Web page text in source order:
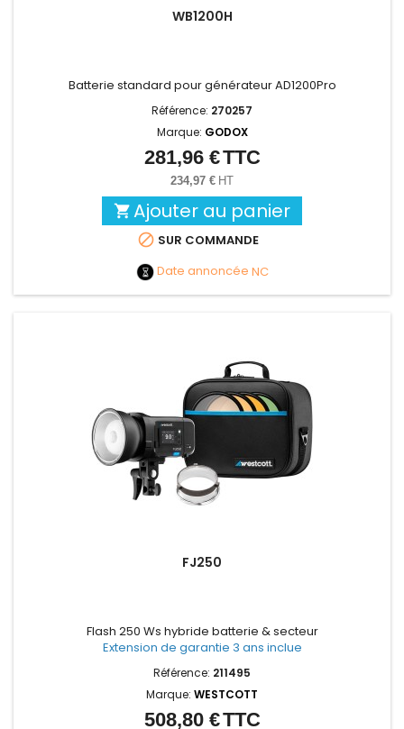
WB1200H
Batterie standard pour générateur AD1200Pro
Référence: 270257
Marque: GODOX
Prix
281,96 €TTC
234,97 € HT
 Ajouter au panier
 SUR COMMANDE
Date annoncée NC
FJ250
Flash 250 Ws hybride batterie & secteur
Extension de garantie 3 ans inclue
Référence: 211495
Marque: WESTCOTT
Prix
508,80 €TTC